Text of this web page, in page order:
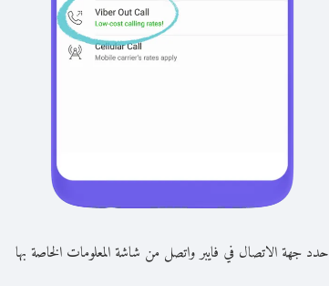
حدد جهة الاتصال في فايبر واتصل من شاشة المعلومات الخاصة بها